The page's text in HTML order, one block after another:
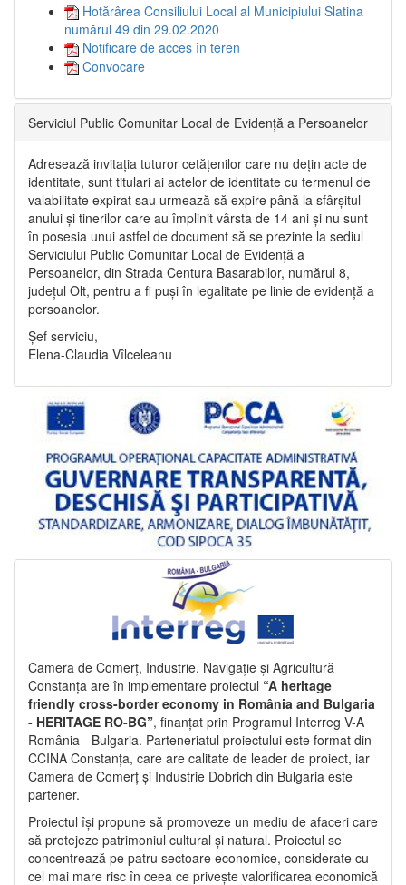
Hotărârea Consiliului Local al Municipiului Slatina
numărul 49 din 29.02.2020
Notificare de acces în teren
Convocare
Serviciul Public Comunitar Local de Evidență a Persoanelor
Adresează invitația tuturor cetățenilor care nu dețin acte de
identitate, sunt titulari ai actelor de identitate cu termenul de
valabilitate expirat sau urmează să expire până la sfârșitul
anului și tinerilor care au împlinit vârsta de 14 ani și nu sunt
în posesia unui astfel de document să se prezinte la sediul
Serviciului Public Comunitar Local de Evidență a
Persoanelor, din Strada Centura Basarabilor, numărul 8,
județul Olt, pentru a fi puși în legalitate pe linie de evidență a
persoanelor.
Șef serviciu,
Elena-Claudia Vîlceleanu
Camera de Comerț, Industrie, Navigație și Agricultură
Constanța are în implementare proiectul “A heritage
friendly cross-border economy in România and Bulgaria
- HERITAGE RO-BG”, finanțat prin Programul Interreg V-A
România - Bulgaria. Parteneriatul proiectului este format din
CCINA Constanța, care are calitate de leader de proiect, iar
Camera de Comerț și Industrie Dobrich din Bulgaria este
partener.
Proiectul își propune să promoveze un mediu de afaceri care
să protejeze patrimoniul cultural și natural. Proiectul se
concentrează pe patru sectoare economice, considerate cu
cel mai mare risc în ceea ce privește valorificarea economică